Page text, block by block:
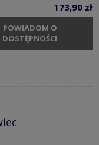
173,90 zł
POWIADOM O
DOSTĘPNOŚCI